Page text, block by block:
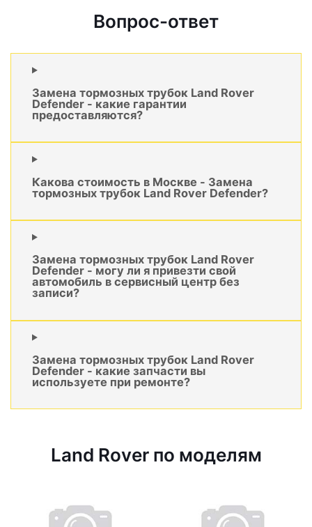
Вопрос-ответ
Замена тормозных трубок Land Rover
Defender - какие гарантии
предоставляются?
Какова стоимость в Москве - Замена
тормозных трубок Land Rover Defender?
Замена тормозных трубок Land Rover
Defender - могу ли я привезти свой
автомобиль в сервисный центр без
записи?
Замена тормозных трубок Land Rover
Defender - какие запчасти вы
используете при ремонте?
Land Rover по моделям